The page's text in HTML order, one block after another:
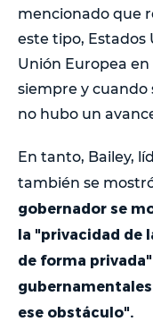
mencionado que
este tipo, Estados
Unión Europea
siempre y
no hubo un
En tanto, Bailey,
también se
gobernador se
la "privacidad de
de forma
ese obstáculo".